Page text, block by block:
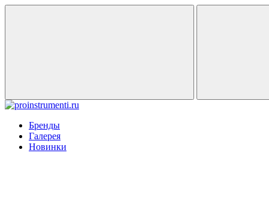
Бренды
Галерея
Новинки